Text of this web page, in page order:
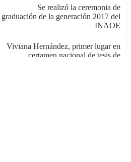
Se realizó la ceremonia de
graduación de la generación 2017 del
INAOE
Viviana Hernández, primer lugar en
certamen nacional de tesis de